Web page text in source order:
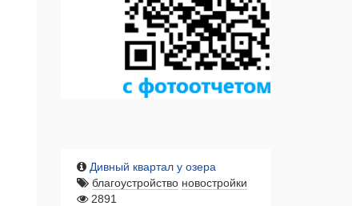
Дивный квартал у озера
благоустройство новостройки
2891